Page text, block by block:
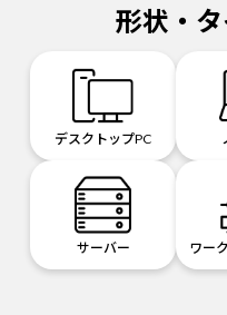
形状・
デスクトップPC
サーバー ワー